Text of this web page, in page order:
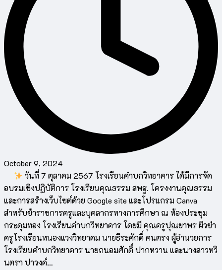
October 9, 2024
วันที่ 7 ตุลาคม 2567 โรงเรียนคำบกวิทยาคาร ได้มีการจัด
อบรมเชิงปฏิบัติการ โรงเรียนคุณธรรม สพฐ. โครงงานคุณธรรม
และการสร้างเว็บไซต์ด้วย Google site และโปรแกรม Canva
สำหรับข้าราชการครูและบุคลากรทางการศึกษา ณ ห้องประชุม
กระดุมทอง โรงเรียนคำบกวิทยาคาร โดยมี คุณครูปุณยาพร ผิวขำ
ครูโรงเรียนหนองแวงวิทยาคม นายธีระศักดิ์ คนตรง ผู้อำนวยการ
โรงเรียนคำบกวิทยาคาร นายถนอมศักดิ์ ปากหวาน และนางสาวทวิ
นตรา ปาวงค์…